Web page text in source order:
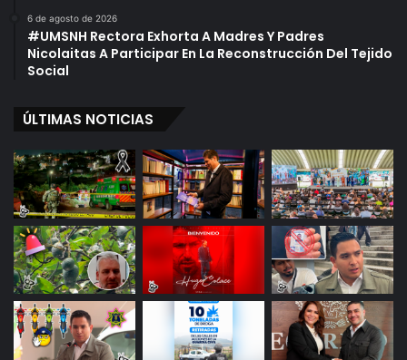
6 de agosto de 2026
#UMSNH Rectora Exhorta A Madres Y Padres
Nicolaitas A Participar En La Reconstrucción Del Tejido
Social
ÚLTIMAS NOTICIAS